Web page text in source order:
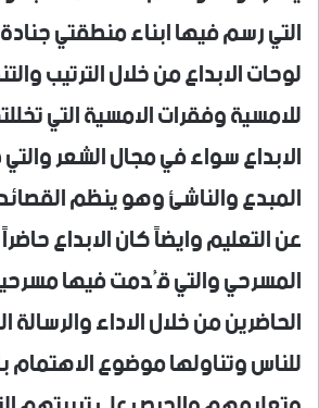
التي رسم فيها ابناء منطقتي
لوحات الابداع من خلال الترتيب
للامسية وفقرات الامسية التي
الابداع سواء في مجال الشعر
المبدع والناشئ وهو ينظم
عن التعليم وايضاً كان الابداع
المسرحي والتي قُدمت فيها
الحاضرين من خلال الاداء
للناس وتناولها موضوع الاهتمام